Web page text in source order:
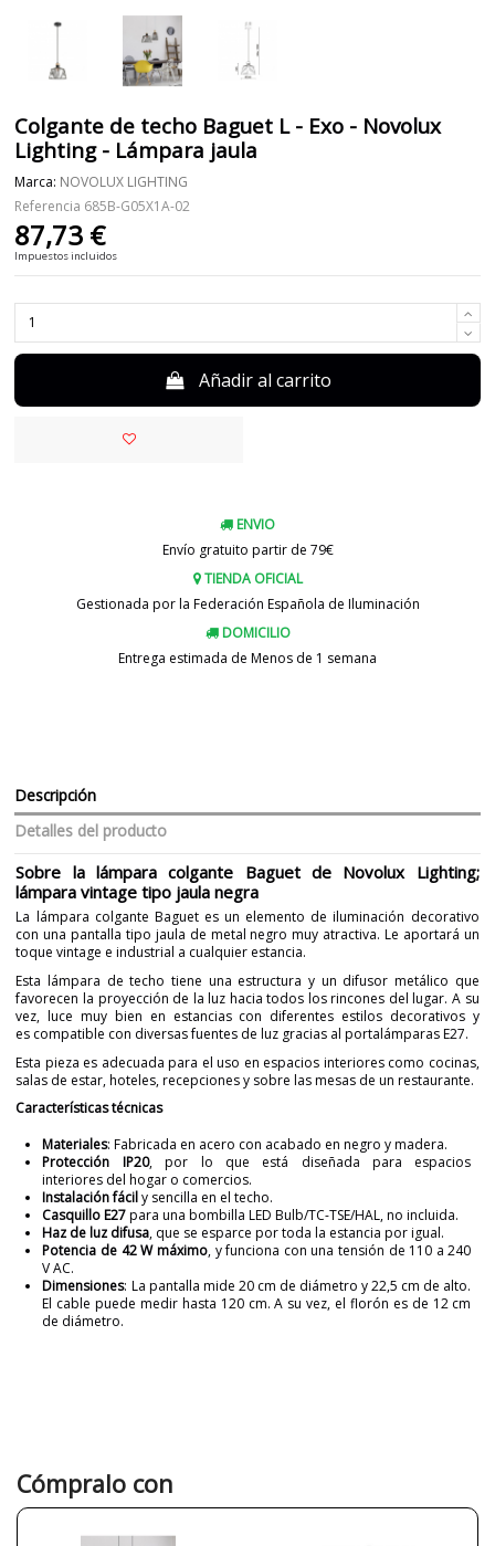
Colgante de techo Baguet L - Exo - Novolux
Lighting - Lámpara jaula
Marca: NOVOLUX LIGHTING
Referencia 685B-G05X1A-02
87,73 €
Impuestos incluidos
Añadir al carrito
ENVIO
Envío gratuito partir de 79€
TIENDA OFICIAL
Gestionada por la Federación Española de Iluminación
DOMICILIO
Entrega estimada de Menos de 1 semana
Descripción
Detalles del producto
Sobre la lámpara colgante Baguet de Novolux Lighting;
lámpara vintage tipo jaula negra
La lámpara colgante Baguet es un elemento de iluminación decorativo
con una pantalla tipo jaula de metal negro muy atractiva. Le aportará un
toque vintage e industrial a cualquier estancia.
Esta lámpara de techo tiene una estructura y un difusor metálico que
favorecen la proyección de la luz hacia todos los rincones del lugar. A su
vez, luce muy bien en estancias con diferentes estilos decorativos y
es compatible con diversas fuentes de luz gracias al portalámparas E27.
Esta pieza es adecuada para el uso en espacios interiores como cocinas,
salas de estar, hoteles, recepciones y sobre las mesas de un restaurante.
Características técnicas
Materiales: Fabricada en acero con acabado en negro y madera.
Protección IP20, por lo que está diseñada para espacios
interiores del hogar o comercios.
Instalación fácily sencilla en el techo.
Casquillo E27para una bombilla LED Bulb/TC-TSE/HAL, no incluida.
Haz de luz difusa, que se esparce por toda la estancia por igual.
Potencia de 42 W máximo, y funciona con una tensión de 110 a 240
V AC.
Dimensiones: La pantalla mide 20 cm de diámetro y 22,5 cm de alto.
El cable puede medir hasta 120 cm. A su vez, el florón es de 12 cm
de diámetro.
Ancho (cm)
Alto (cm)
Cómpralo con